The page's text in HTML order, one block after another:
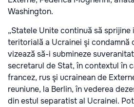
Washington.
„Statele Unite continuă să
teritorială a Ucrainei şi condamnă
vizează să-i submineze
secretarul de Stat, în contextul în
francez, rus şi ucrainean de
reuniune, la Berlin, în vederea
din estul separatist al Ucrainei.